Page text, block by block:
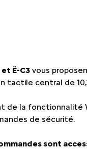
et Ë-C3 vous
tactile central de
de la
de sécurité.
sont